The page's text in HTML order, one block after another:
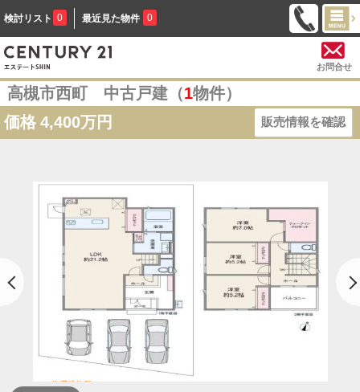
検討リスト 0 最近見た物件 0
お問合せ
高槻市西町 中古戸建（1物件）
価格 4,400万円 販売情報を確認